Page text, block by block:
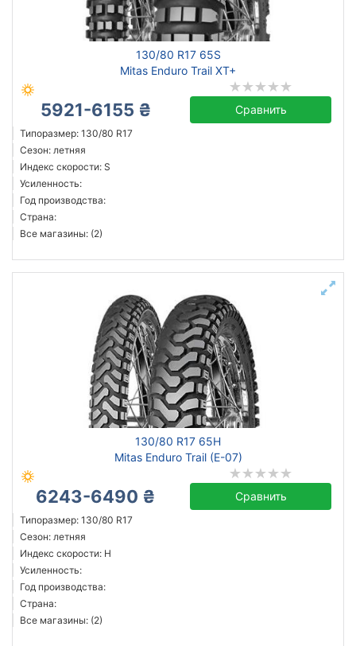
130/80 R17 65S
Mitas Enduro Trail XT+
5921-6155 ₴ Сравнить
Типоразмер: 130/80 R17
Сезон: летняя
Индекс скорости: S
Усиленность:
Год производства:
Страна:
Все магазины: (2)
130/80 R17 65H
Mitas Enduro Trail (E-07)
6243-6490 ₴ Сравнить
Типоразмер: 130/80 R17
Сезон: летняя
Индекс скорости: H
Усиленность:
Год производства:
Страна:
Все магазины: (2)